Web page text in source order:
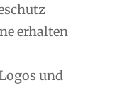
erhalten
und